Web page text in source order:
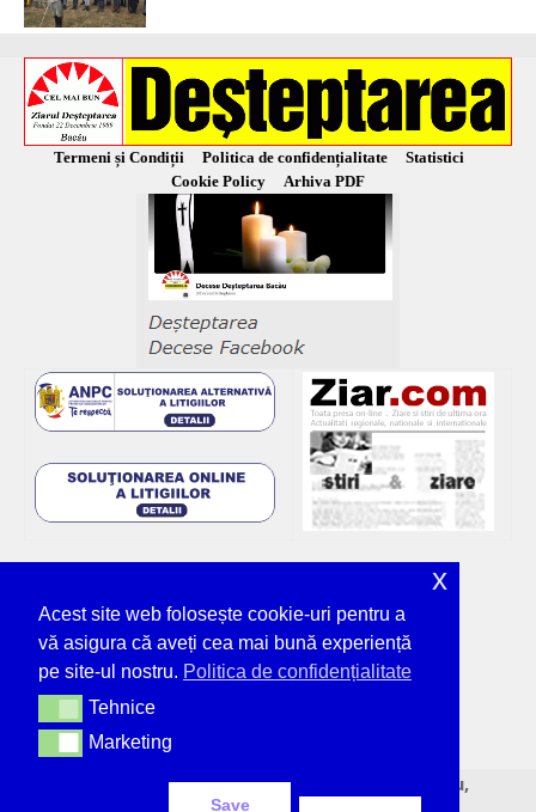
Termeni și Condiții Politica de confidențialitate
Statistici
Cookie Policy
Arhiva PDF
© Deșteptarea - unicul ziar tipărit din Bacău,
Acest site web folosește cookie-uri pentru a
vă asigura că aveți cea mai bună experiență
pe site-ul nostru. Politica de confidențialitate
TehniceTehnice
MarketingMarketing
Save
x